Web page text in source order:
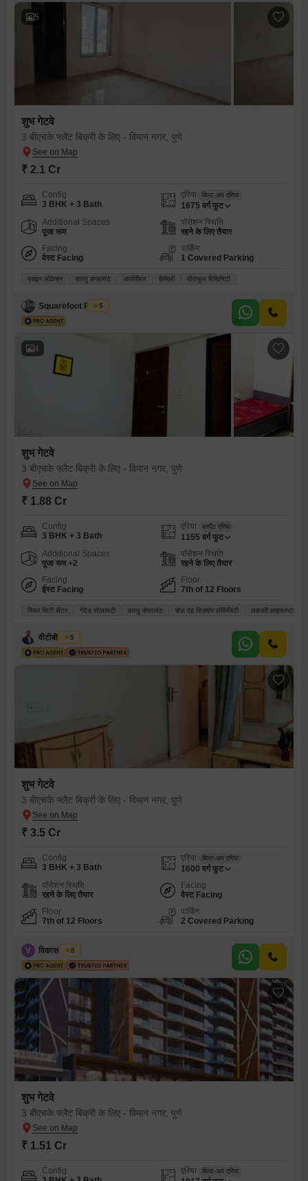
5
शुभ गेटवे
3 बीएचके फ्लैट बिक्री के लिए - विमान नगर, पुणे
₹ 2.1 Cr
Config
3 BHK + 3 Bath
एरिया बिल्ट-अप एरिया
1675 वर्ग फुट
Additional Spaces
पूजा रूम
पॉसेशन स्थिति
रहने के लिए तैयार
Facing
वेस्ट Facing
पार्किंग
1 Covered Parking
प्राइम लोकेशन वास्तु कंप्लायंट अफोर्डेबल फ़ैमिली पीसफुल विसिनिटी
Squarefoot Realty
5
4
शुभ गेटवे
3 बीएचके फ्लैट बिक्री के लिए - विमान नगर, पुणे
₹ 1.88 Cr
Config
3 BHK + 3 Bath
एरिया कार्पेट एरिया
1155 वर्ग फुट
Additional Spaces
पूजा रूम +2
पॉसेशन स्थिति
रहने के लिए तैयार
Facing
ईस्ट Facing
Floor
7th of 12 Floors
नियर सिटी सेंटर गेटेड सोसायटी वास्तु कंप्लायंट सेफ़ एंड सिक्योर लोकैलिटी लक्जरी लाइफस्टाइल
वीटीबी रियल्टी
5
शुभ गेटवे
3 बीएचके फ्लैट बिक्री के लिए - विमान नगर, पुणे
₹ 3.5 Cr
Config
3 BHK + 3 Bath
एरिया बिल्ट-अप एरिया
1600 वर्ग फुट
पॉसेशन स्थिति
रहने के लिए तैयार
Facing
वेस्ट Facing
Floor
7th of 12 Floors
पार्किंग
2 Covered Parking
V विकास त्रिवेदी
5
शुभ गेटवे
3 बीएचके फ्लैट बिक्री के लिए - विमान नगर, पुणे
₹ 1.51 Cr
Config
एरिया बिल्ट-अप एरिया